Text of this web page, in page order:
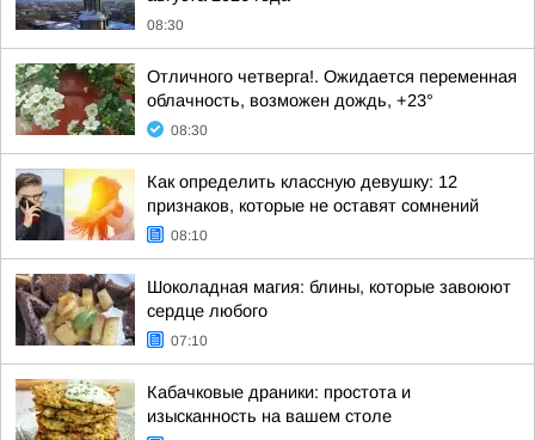
08:30
Отличного четверга!. Ожидается переменная
облачность, возможен дождь, +23°
08:30
Как определить классную девушку: 12
признаков, которые не оставят сомнений
08:10
Шоколадная магия: блины, которые завоюют
сердце любого
07:10
Кабачковые драники: простота и
изысканность на вашем столе